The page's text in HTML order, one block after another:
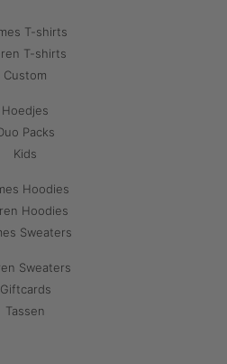
T-shirts
T-shirts
Custom
Hoedjes
Packs
Kids
Hoodies
Hoodies
Sweaters
Sweaters
Giftcards
Tassen